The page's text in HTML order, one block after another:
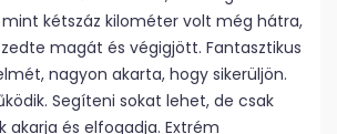
kétszáz kilométer volt még hátra,
magát és végigjött. Fantasztikus
nagyon akarta, hogy sikerüljön.
Segíteni sokat lehet, de csak
akarja és elfogadja. Extrém